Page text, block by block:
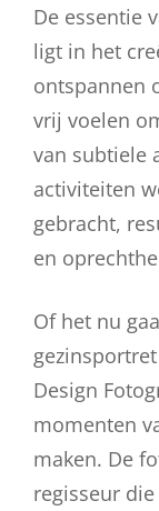
De essentie
ligt in het
ontspannen
vrij voelen
van subtiele
activiteiten
gebracht,
en
Of het nu
Design
momenten
maken. De
regisseur